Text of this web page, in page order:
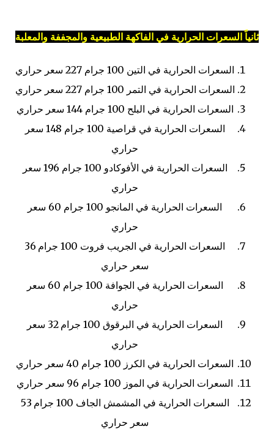
ثانياً السعرات الحرارية في الفاكهة الطبيعية والمجففة والمعلبة
السعرات الحرارية في التين 100 جرام
227 سعر حراري
السعرات الحرارية في التمر
100 جرام
227 سعر حراري
السعرات الحرارية في البلح 100 جرام
144 سعر حراري
السعرات الحرارية في قراصية 100 جرام
148 سعر
حراري
السعرات الحرارية في الأفوكادو 100 جرام
196 سعر
حراري
السعرات الحرارية في المانجو 100 جرام
60 سعر
حراري
السعرات الحرارية في الجريب فروت 100 جرام
36
سعر حراري
السعرات الحرارية في الجوافة 100 جرام
60 سعر
حراري
السعرات الحرارية في البرقوق 100 جرام
32 سعر
حراري
السعرات الحرارية في الكرز
100 جرام
40 سعر حراري
السعرات الحرارية في الموز
100 جرام
96 سعر حراري
السعرات الحرارية في المشمش الجاف 100 جرام
53
سعر حراري